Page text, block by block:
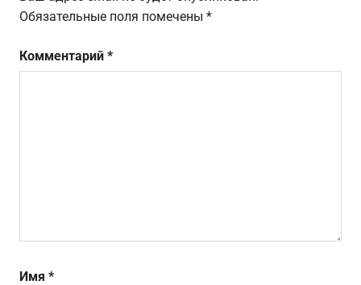
Обязательные поля помечены *
Комментарий *
Имя *